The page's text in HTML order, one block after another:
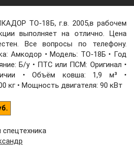
ТО-18Б, г.в. 2005,в рабочем
выполняет на отлично. Цена
Все вопросы по телефону.
Амкодор • Модель: ТО-18Б • Год
Б/у • ПТС или ПСМ: Оригинал •
• Объём ковша: 1,9 м³ •
кг • Мощность двигателя: 90 кВт
спецтехника